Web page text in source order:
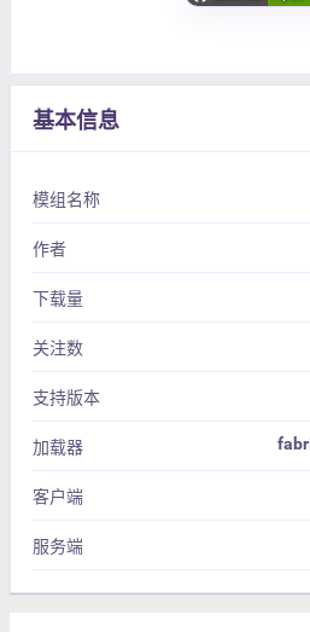
基本信息
模组名称
作者
下载量
关注数
支持版本
加载器
客户端
服务端